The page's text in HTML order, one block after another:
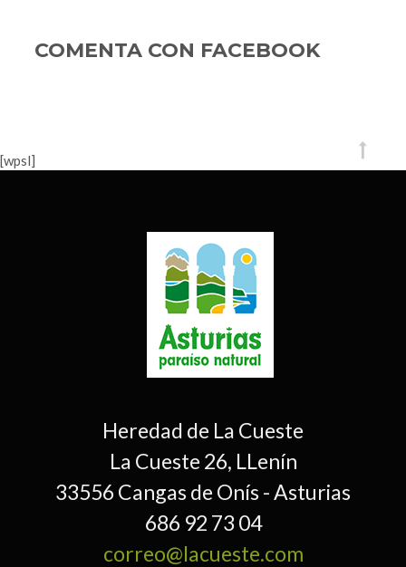
Asturias
COMENTA CON FACEBOOK
[wpsl]
Heredad de La Cueste
La Cueste 26, LLenín
33556 Cangas de Onís - Asturias
686 92 73 04
correo@lacueste.com